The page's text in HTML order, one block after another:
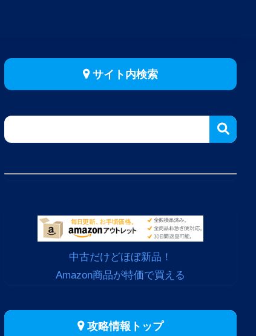
サイト内検索
中古だけどほぼ新品！
Amazon商品が特価で買える
攻略情報トップ